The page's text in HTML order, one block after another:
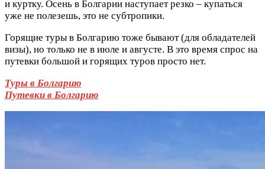
и куртку. Осень в Болгарии наступает резко – купаться
уже не полезешь, это не субтропики.
Горящие туры в Болгарию тоже бывают (для обладателей
визы), но только не в июле и августе. В это время спрос на
путевки большой и горящих туров просто нет.
Туры в Болгарию
Путевки в Болгарию